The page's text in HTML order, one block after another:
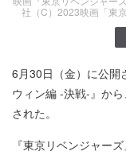
社（C）2023映画「東
6月30日（金）に公開
ウィン編 -決戦-』か
された。
『東京リベンジャー